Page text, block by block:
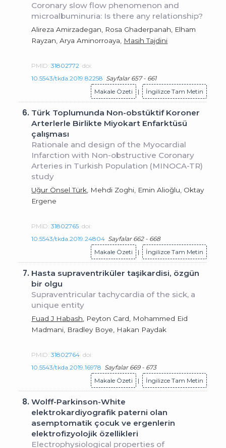
Coronary slow flow phenomenon and
microalbuminuria: Is there any relationship?
Alireza Amirzadegan, Rosa Ghaderpanah, Elham
Rayzan, Arya Aminorroaya, Masih Tajdini
PMID:31802772 doi:
10.5543/tkda.2019.82258 Sayfalar 657 - 661
Makale Özeti
| İngilizce Tam Metin
6. Türk Toplumunda Non-obstüktif Koroner
Arterlerle Birlikte Miyokart Enfarktüsü
çalışması
Rationale and design of the Myocardial
Infarction with Non-obstructive Coronary
Arteries in Turkish Population (MINOCA-TR)
study
Uğur Önsel Türk , Mehdi Zoghi, Emin Alioğlu, Oktay
Ergene
PMID:31802765 doi:
10.5543/tkda.2019.24804 Sayfalar 662 - 668
Makale Özeti
| İngilizce Tam Metin
7. Hasta supraventriküler taşikardisi, özgün
bir olgu
Supraventricular tachycardia of the sick, a
unique entity
Fuad J Habash , Peyton Card, Mohammed Eid
Madmani, Bradley Boye, Hakan Paydak
PMID:31802764 doi:
10.5543/tkda.2019.16978 Sayfalar 669 - 673
Makale Özeti
| İngilizce Tam Metin
8.Wolff-Parkinson-White
elektrokardiyografik paterni olan
asemptomatik çocuk ve ergenlerin
elektrofizyolojik özellikleri
Electrophysiological properties of